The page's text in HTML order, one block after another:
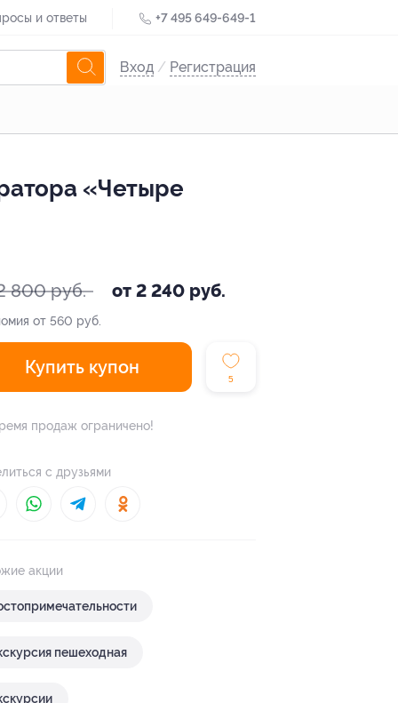
и ответы +7 495 649-649-1
Вход / Регистрация
«Четыре
800 руб. от 2 240 руб.
от 560 руб.
Купить купон
5
продаж ограничено!
с друзьями
акции
пешеходная